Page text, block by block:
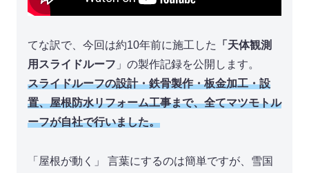
てな訳で、今回は約10年前に施工した
「天体観測
用スライドルーフ 」の製作記録を公開します。
スライドルーフの設計・鉄骨製作・板金加工・設
置、屋根防水リフォーム工事まで、全てマツモトル
ーフが自社で行いました。
「屋根が動く」 言葉にするのは簡単ですが、雪国